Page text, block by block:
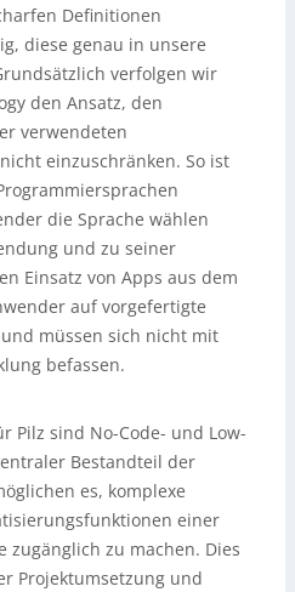
Definitionen
diese genau in unsere
verfolgen wir
den Ansatz, den
verwendeten
einzuschränken. So ist
die Sprache wählen
und zu seiner
Einsatz von Apps aus dem
auf vorgefertigte
müssen sich nicht mit
befassen.
Pilz sind No-Code- und Low-
Bestandteil der
es, komplexe
einer
zu machen. Dies
Projektumsetzung und